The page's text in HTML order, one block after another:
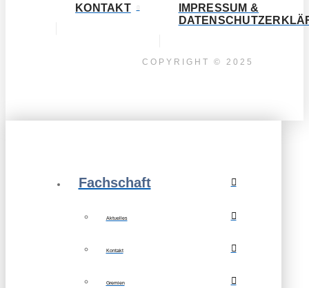
KONTAKT
IMPRESSUM &
COPYRIGHT © 2025
Fachschaft
Aktuelles
Kontakt
Gremien